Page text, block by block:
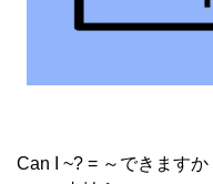
Can I ~? = ～できます